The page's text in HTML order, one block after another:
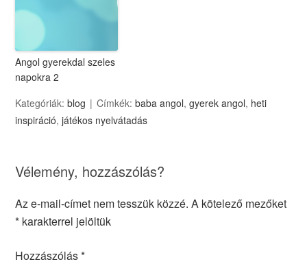
Angol gyerekdal szeles
napokra 2
Kategóriák:blog Címkék:baba angol,gyerek angol, heti
inspiráció,játékos nyelvátadás
Vélemény, hozzászólás?
Az e-mail-címet nem tesszük közzé. A kötelező mezőket
* karakterrel jelöltük
Hozzászólás*